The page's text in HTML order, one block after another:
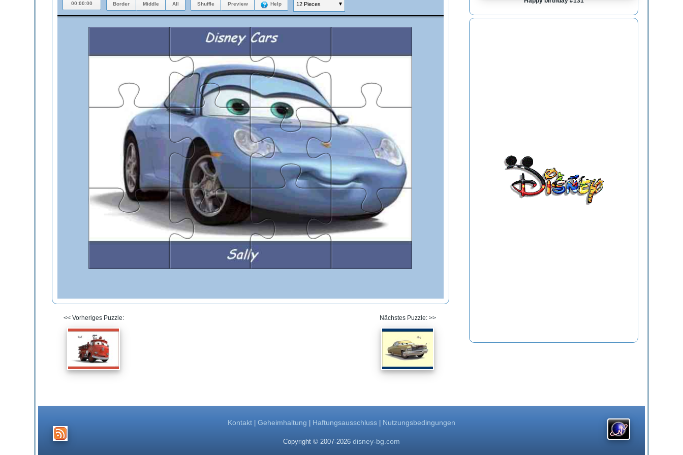
<< Vorheriges Puzzle: Nächstes Puzzle: >>
Kontakt Geheimhaltung Haftungsausschluss Nutzungsbedingungen
Copyright © 2007-2026 disney-bg.com